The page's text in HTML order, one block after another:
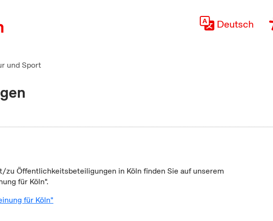
Deutsch
und Sport
zu Öffentlichkeitsbeteiligungen in Köln finden Sie auf unserem
für Köln".
für Köln"